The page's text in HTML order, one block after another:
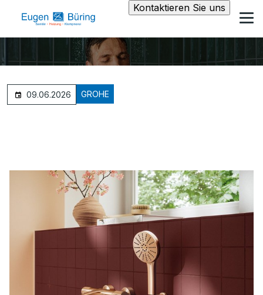
Kontaktieren Sie uns
09.06.2026 GROHE